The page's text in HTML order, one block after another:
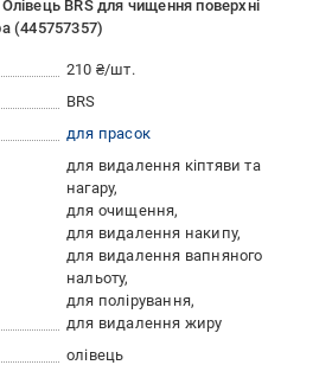
BRS для чищення поверхні
(445757357)
210 ₴/шт.
BRS
для прасок
для видалення кіптяви та
нагару
для очищення
для видалення накипу
для видалення вапняного
нальоту
для полірування
для видалення жиру
олівець